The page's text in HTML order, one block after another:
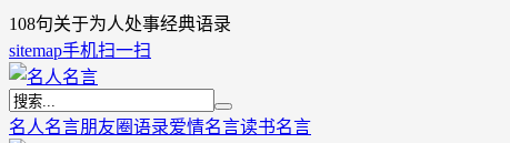
108句关于为人处事经典语录
sitemap手机扫一扫
名人名言朋友圈语录爱情名言读书名言